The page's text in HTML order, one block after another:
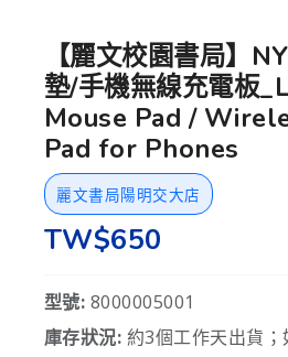
【麗文校園書局】
墊/手機無線充電板
Mouse Pad /
Pad for Phones
麗文書局陽明交大店
TW$650
型號: 8000005001
庫存狀況: 約3個工作天出貨